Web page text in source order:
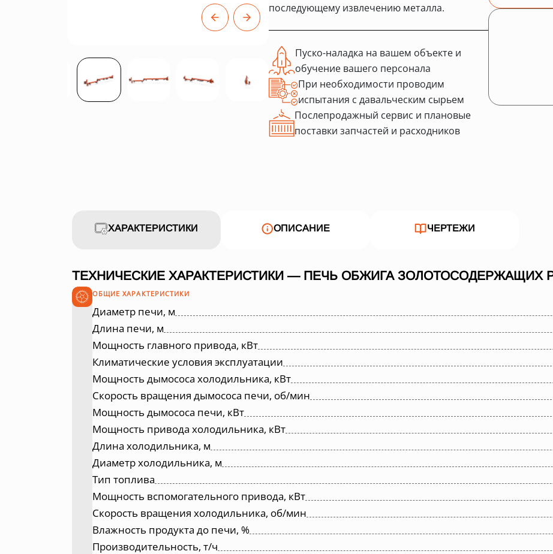
последующему извлечению металла.
Пуско-наладка на вашем объекте и
обучение вашего персонала
При необходимости проводим
испытания с давальческим сырьем
Послепродажный сервис и плановые
поставки запчастей и расходников
ХАРАКТЕРИСТИКИ ОПИСАНИЕ ЧЕРТЕЖИ
ТЕХНИЧЕСКИЕ ХАРАКТЕРИСТИКИ — ПЕЧЬ ОБЖИГА ЗОЛОТОСОДЕРЖАЩИХ
ОБЩИЕ ХАРАКТЕРИСТИКИ
Диаметр печи, м
Длина печи, м
Мощность главного привода, кВт
Климатические условия эксплуатации
Мощность дымососа холодильника, кВт
Скорость вращения дымососа печи, об/мин
Мощность дымососа печи, кВт
Мощность привода холодильника, кВт
Длина холодильника, м
Диаметр холодильника, м
Тип топлива
Мощность вспомогательного привода, кВт
Скорость вращения холодильника, об/мин
Влажность продукта до печи, %
Производительность, т/ч